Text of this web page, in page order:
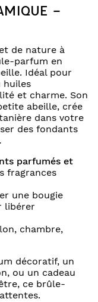
–
de nature à
parfum en
Idéal pour
huiles
et charme. Son
abeille, crée
dans votre
des fondants
parfumés et
fragrances
une bougie
libérer
chambre,
décoratif, un
ou un cadeau
ce brûle-